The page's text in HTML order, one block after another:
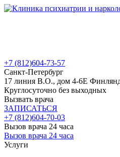
+7 (812)604-73-57
Санкт-Петербург
17 линия В.О., дом 4-6Е
Круглосуточно без выходных
Вызвать врача
ЗАПИСАТЬСЯ
+7 (812)604-70-03
Вызов врача 24 часа
Вызов врача 24 часа
Услуги